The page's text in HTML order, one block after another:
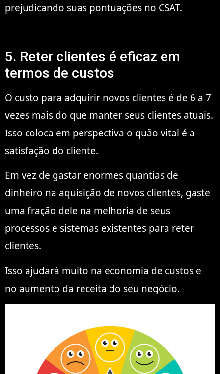
prejudicando suas pontuações no CSAT.
5. Reter clientes é eficaz em
termos de custos
O custo para adquirir novos clientes é de 6 a 7
vezes mais do que manter seus clientes atuais.
Isso coloca em perspectiva o quão vital é a
satisfação do cliente.
Em vez de gastar enormes quantias de
dinheiro na aquisição de novos clientes, gaste
uma fração dele na melhoria de seus
processos e sistemas existentes para reter
clientes.
Isso ajudará muito na economia de custos e
no aumento da receita do seu negócio.